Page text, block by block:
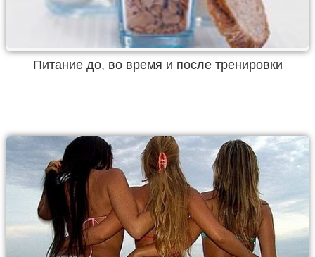
Питание до, во время и после тренировки